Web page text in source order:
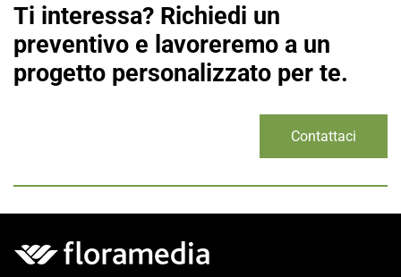
Ti interessa? Richiedi un
preventivo e lavoreremo a un
progetto personalizzato per te.
Contattaci